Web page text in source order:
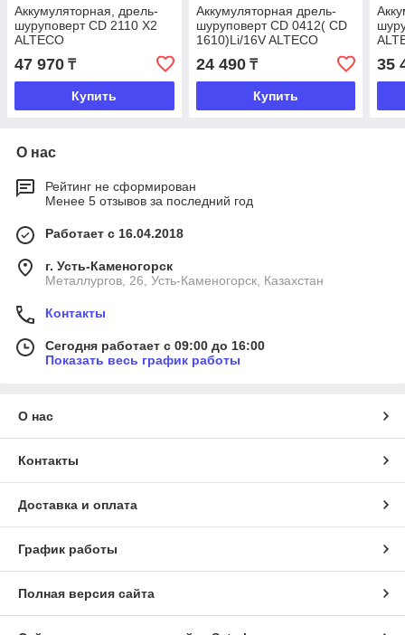
Аккумуляторная, дрель-
шуруповерт CD 2110 X2
ALTECO
47 970 ₸
Купить
Аккумуляторная дрель-
шуруповерт СD 0412( СD
1610)Li/16V ALTECO
24 490₸
Купить
35
О нас
Рейтинг не сформирован
Менее 5 отзывов за последний год
Работает с 16.04.2018
г. Усть-Каменогорск
Металлургов, 26, Усть-Каменогорск, Казахстан
Контакты
Сегодня работает с 09:00 до 16:00
Показать весь график работы
О нас
Контакты
Доставка и оплата
График работы
Полная версия сайта